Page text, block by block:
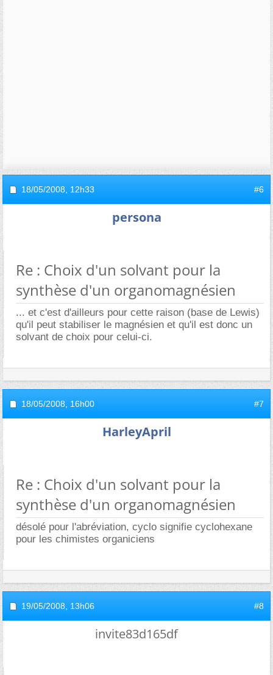
18/05/2008, 12h33 #6
persona
Re : Choix d'un solvant pour la
synthèse d'un organomagnésien
... et c'est d'ailleurs pour cette raison (base de Lewis)
qu'il peut stabiliser le magnésien et qu'il est donc un
solvant de choix pour celui-ci.
18/05/2008, 16h00 #7
HarleyApril
Re : Choix d'un solvant pour la
synthèse d'un organomagnésien
désolé pour l'abréviation, cyclo signifie cyclohexane
pour les chimistes organiciens
19/05/2008, 13h06 #8
invite83d165df